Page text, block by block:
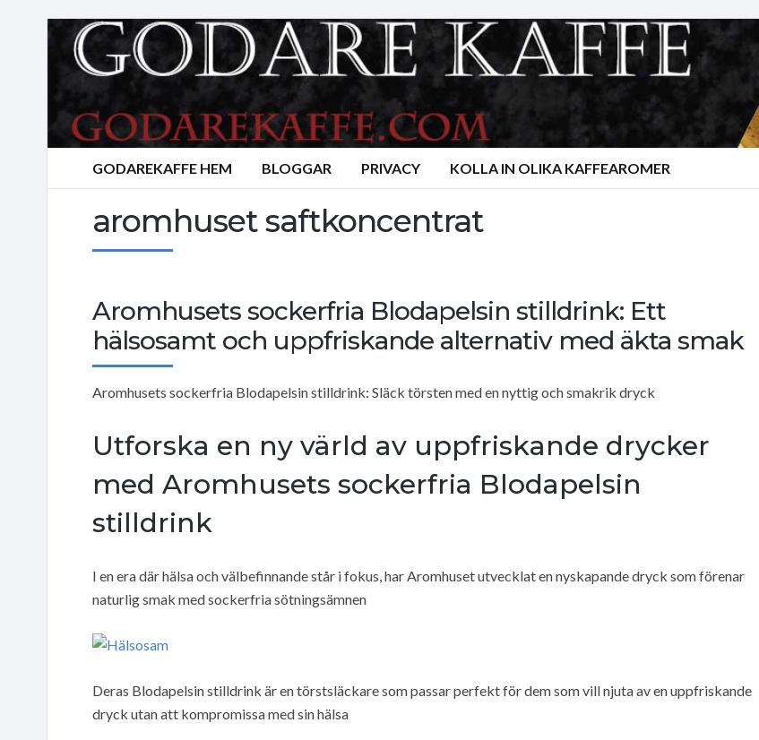
GODAREKAFFE HEM BLOGGAR PRIVACY KOLLA IN OLIKA KAFFEAROMER
aromhuset saftkoncentrat
Aromhusets sockerfria Blodapelsin stilldrink: Ett
hälsosamt och uppfriskande alternativ med äkta smak
Aromhusets sockerfria Blodapelsin stilldrink: Släck törsten med en nyttig och smakrik dryck
Utforska en ny värld av uppfriskande drycker
med Aromhusets sockerfria Blodapelsin
stilldrink
I en era där hälsa och välbefinnande står i fokus, har Aromhuset utvecklat en nyskapande dryck som förenar
naturlig smak med sockerfria sötningsämnen
Deras Blodapelsin stilldrink är en törstsläckare som passar perfekt för dem som vill njuta av en uppfriskande
dryck utan att kompromissa med sin hälsa